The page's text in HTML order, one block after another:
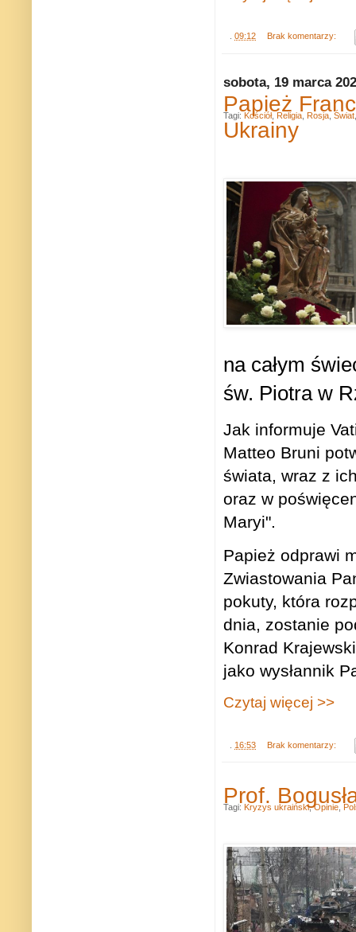
09:12 Brak komentarzy:
sobota, 19 marca
Papież
Ukrainy
na całym
św. Piotra w
‎Jak informuje
Matteo Bruni
świata, wraz z
oraz w
Maryi".‎
Papież odprawi
Zwiastowania
pokuty, która
dnia, zostanie
Konrad
jako wysłannik
Czytaj więcej >>
16:53 Brak komentarzy:
Tagi: Kościół, Religia Rosja Świat
Prof.
Tagi: Kryzys ukraiński,Opinie